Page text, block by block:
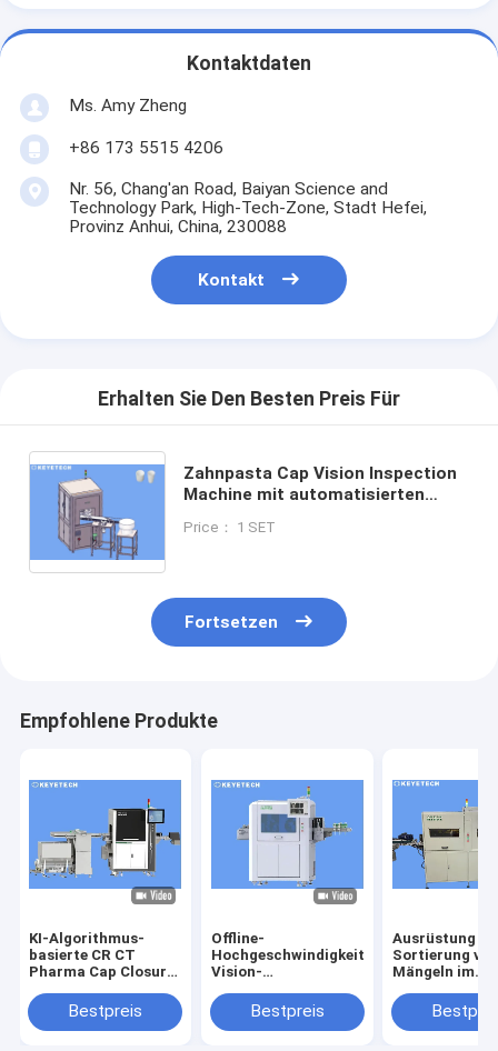
Kontaktdaten
Ms. Amy Zheng
+86 173 5515 4206
Nr. 56, Chang'an Road, Baiyan Science and
Technology Park, High-Tech-Zone, Stadt Hefei,
Provinz Anhui, China, 230088
Kontakt
Erhalten Sie Den Besten Preis Für
Zahnpasta Cap Vision Inspection
Machine mit automatisierten
Price： 1 SET
Fortsetzen
Empfohlene Produkte
KI-Algorithmus-
basierte CR CT
Pharma Cap Closure
MaschineBestpreis
Offline-
Hochgeschwindigkeitshubschrauber-
Vision-
Bestpreis
Ausrüstung
Sortierung
Mängeln im
Messbechern